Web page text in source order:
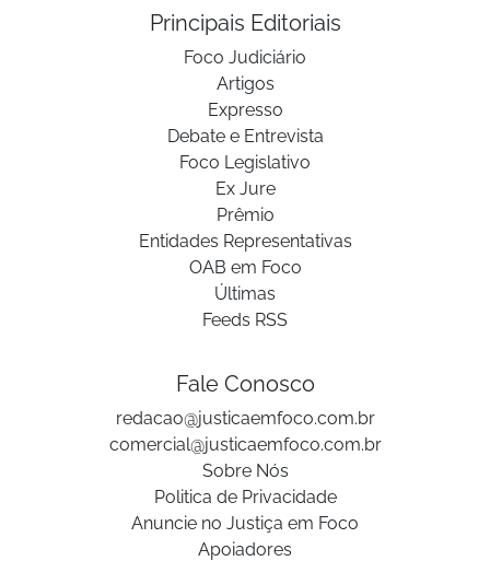
Principais Editoriais
Foco Judiciário
Artigos
Expresso
Debate e Entrevista
Foco Legislativo
Ex Jure
Prêmio
Entidades Representativas
OAB em Foco
Últimas
Feeds RSS
Fale Conosco
redacao@justicaemfoco.com.br
comercial@justicaemfoco.com.br
Sobre Nós
Politica de Privacidade
Anuncie no Justiça em Foco
Apoiadores